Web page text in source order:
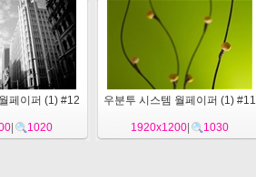
페이퍼 (1) #12
1020
우분투 시스템 월페이퍼 (1) #11
1920x1200 1030